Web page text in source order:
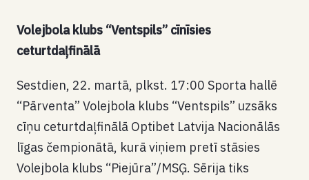
Volejbola klubs “Ventspils” cīnīsies
ceturtdaļfinālā
Sestdien, 22. martā, plkst. 17:00 Sporta hallē
“Pārventa” Volejbola klubs “Ventspils” uzsāks
cīņu ceturtdaļfinālā Optibet Latvija Nacionālās
līgas čempionātā, kurā viņiem pretī stāsies
Volejbola klubs “Piejūra”/MSĢ. Sērija tiks